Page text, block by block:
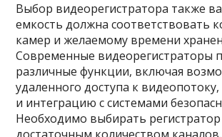
Выбор видеорегистратора также
емкость должна соответствовать
камер и желаемому времени
Современные видеорегистраторы
различные функции, включая
удаленного доступа к
и интеграцию с системами
Необходимо выбирать регистратор